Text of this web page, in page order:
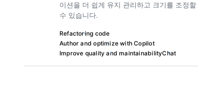
이션을 더 쉽게 유지 관리하고 크기를 조정할
수 있습니다.
Refactoring code
Author and optimize with Copilot
Improve quality and maintainabilityChat